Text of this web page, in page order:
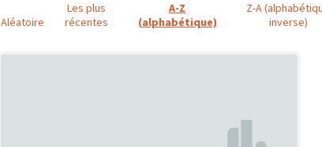
Aléatoire
Les plus
récentes
A-Z
(alphabétique)
Z-A
inverse)